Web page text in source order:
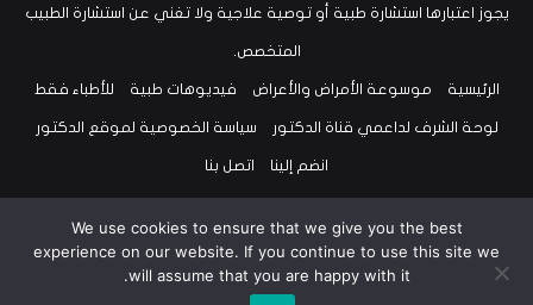
يجوز اعتبارها استشارة طبية أو توصية علاجية ولا تغني عن استشارة الطبيب
المتخصص.
الرئيسية موسوعة الأمراض والأعراض فيديوهات طبية للأطباء فقط
لوحة الشرف لداعمي قناة الدكتور سياسة الخصوصية لموقع الدكتور
انضم إلينا اتصل بنا
فيسبوك
‫X لينكدإن‫YouTubeانستقرامسناب
تشات
تيلقرام
واتساب
We use cookies to ensure that we give you the best
experience on our website. If you continue to use this site we
will assume that you are happy with it.